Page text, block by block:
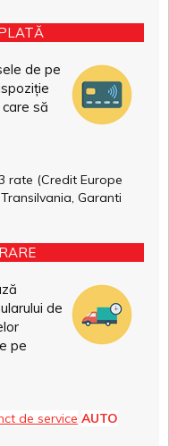
de pe
să
rate (Credit Europe
Garanti
de
pe
de service AUTO